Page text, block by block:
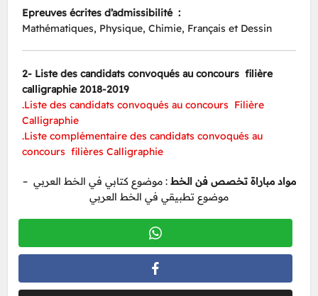
Epreuves écrites d’admissibilité :
Mathématiques, Physique, Chimie, Français et Dessin
2- Liste des candidats convoqués au concours filière
calligraphie 2018-2019
.Liste des candidats convoqués au concours Filière
Calligraphie
.Liste complémentaire des candidats convoqués au
concours filières Calligraphie
مواد مباراة تخصص فن الخط : موضوع كتابي في الخط العربي –
موضوع تطبيقي في الخط العربي